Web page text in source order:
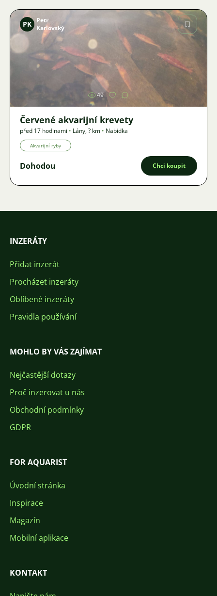
Obrázek
PK
Petr
Karlovský
49
Červené akvarijní krevety
před 17 hodinami • Lány,? km • Nabídka
Akvarijní ryby
Dohodou Chci koupit
INZERÁTY
Přidat inzerát
Procházet inzeráty
Oblíbené inzeráty
Pravidla používání
MOHLO BY VÁS ZAJÍMAT
Nejčastější dotazy
Proč inzerovat u nás
Obchodní podmínky
GDPR
FOR AQUARIST
Úvodní stránka
Inspirace
Magazín
Mobilní aplikace
KONTAKT